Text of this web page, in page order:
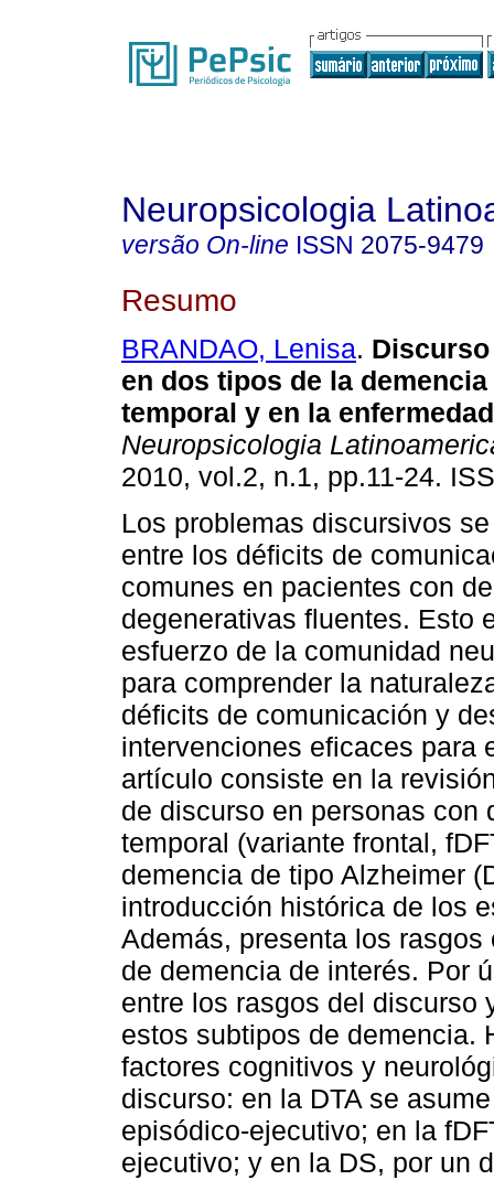
Neuropsicologia
versão On-line ISSN 2075-9479
Resumo
BRANDAO, Lenisa.
en dos tipos de la
temporal y en la
Neuropsicologia
2010, vol.2, n.1, pp.11-24.
Los problemas discursivos
entre los déficits de
comunes en pacientes con
degenerativas fluentes. Esto
esfuerzo de la comunidad
para comprender la
déficits de comunicación y
intervenciones eficaces para
artículo consiste en la
de discurso en personas con
temporal (variante frontal,
demencia de tipo Alzheimer
introducción histórica de los
Además, presenta los
de demencia de interés. Por
entre los rasgos del discurso
estos subtipos de demencia.
factores cognitivos y
discurso: en la DTA se
episódico-ejecutivo; en la
ejecutivo; y en la DS, por un